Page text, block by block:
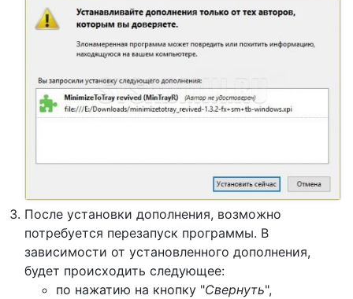
После установки дополнения, возможно
потребуется перезапуск программы. В
зависимости от установленного дополнения,
будет происходить следующее:
по нажатию на кнопку "Свернуть",